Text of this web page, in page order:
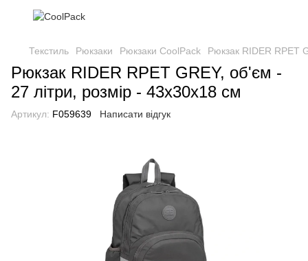
Текстиль Рюкзаки Рюкзаки CoolPack Рюкзак RIDER RPET
Рюкзак RIDER RPET GREY, об'єм -
27 літри, розмір - 43х30х18 см
Артикул: F059639 Написати відгук